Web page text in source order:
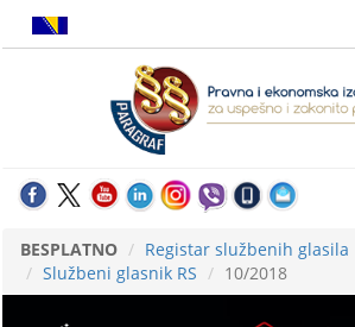
BESPLATNO
Registar službenih glasila
Službeni glasnik RS
10/2018